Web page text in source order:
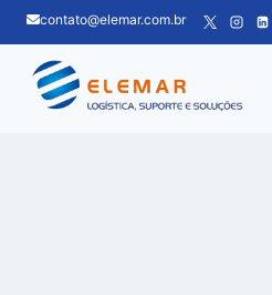
Pular
para
Conteúdo
contato@elemar.com.br